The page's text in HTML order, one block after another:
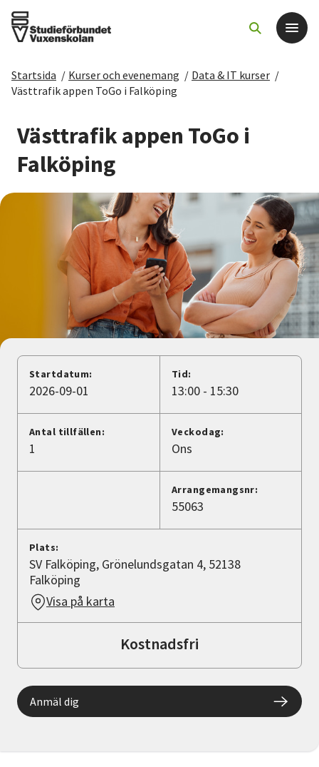
Det här gör vi
För dig som
Sök kurser och evenemang
Starta studiecirkel
Avdelningar
Lyssna
Startsida / Kurser och evenemang / Data & IT kurser /
Västtrafik appen ToGo i Falköping
Västtrafik appen ToGo i
Falköping
Startdatum:
2026-09-01
Tid:
13:00 - 15:30
Antal tillfällen:
1
Veckodag:
Ons
Arrangemangsnr:
55063
Plats:
SV Falköping, Grönelundsgatan 4, 52138
Falköping
Visa på karta
Kostnadsfri
Anmäl dig